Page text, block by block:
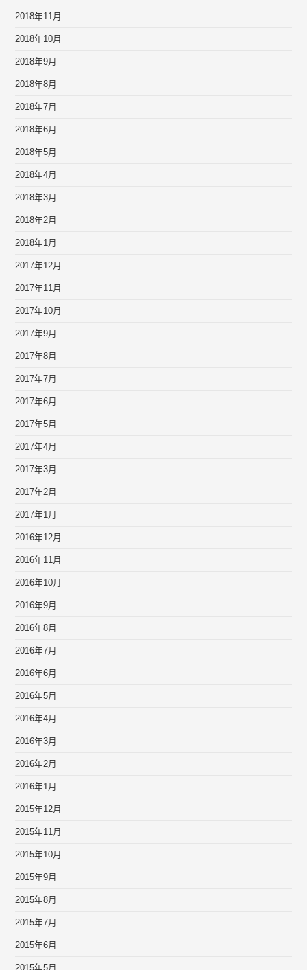
2018年11月
2018年10月
2018年9月
2018年8月
2018年7月
2018年6月
2018年5月
2018年4月
2018年3月
2018年2月
2018年1月
2017年12月
2017年11月
2017年10月
2017年9月
2017年8月
2017年7月
2017年6月
2017年5月
2017年4月
2017年3月
2017年2月
2017年1月
2016年12月
2016年11月
2016年10月
2016年9月
2016年8月
2016年7月
2016年6月
2016年5月
2016年4月
2016年3月
2016年2月
2016年1月
2015年12月
2015年11月
2015年10月
2015年9月
2015年8月
2015年7月
2015年6月
2015年5月